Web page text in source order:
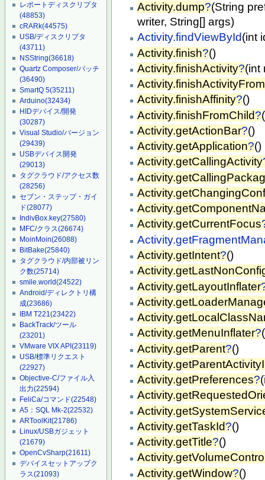
レポートディスクリプタ
(48853)
cRARk(44575)
USB/ディスクリプタ
(43711)
NSString(36618)
Quartz Composer/パッチ
(36490)
SmartQ 5(35211)
Arduino(32434)
HIDデバイス/開発
(30287)
Visual Studio/バージョン
(29439)
USBデバイス開発
(29013)
タグクラウド/アクセス数
(28256)
セブン・ステップ・ガイ
ド(28077)
IndivBox.key(27580)
MFC/クラス(26674)
MoinMoin(26088)
BitBake(25840)
タグクラウド/内部被リン
ク数(25714)
smile.world(24522)
Android/ディレクトリ構
成(23686)
IBM T221(23422)
BackTrack/ツール
(23201)
VMware VIX API(23119)
USB/標準リクエスト
(22927)
Objective-C/ファイル入
出力(22594)
FeliCa/コマンド(22548)
A5：SQL Mk-2(22532)
ARToolKit(21786)
Linux/USBガジェット
(21679)
OpenCvSharp(21611)
デバイスセットアップク
ラス(21093)
Activity.dump?(String
writer, String[] args)
Activity.findViewById(int
Activity.finish?()
Activity.finishActivity?(int
Activity.finishAffinity?()
Activity.finishFromChild?(
Activity.getActionBar?()
Activity.getApplication?()
Activity.getCallingActivity
Activity.getCurrentFocus
Activity.getIntent?()
Activity.getLayoutInflater
Activity.getMenuInflater?
Activity.getParent?()
Activity.getPreferences?
Activity.getTaskId?()
Activity.getTitle?()
Activity.getWindow?()